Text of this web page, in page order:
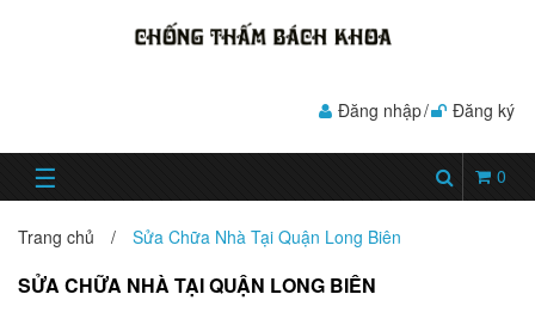
Đăng nhập/ Đăng ký
☰ 0
Trang chủ / Sửa Chữa Nhà Tại Quận Long Biên
SỬA CHỮA NHÀ TẠI QUẬN LONG BIÊN